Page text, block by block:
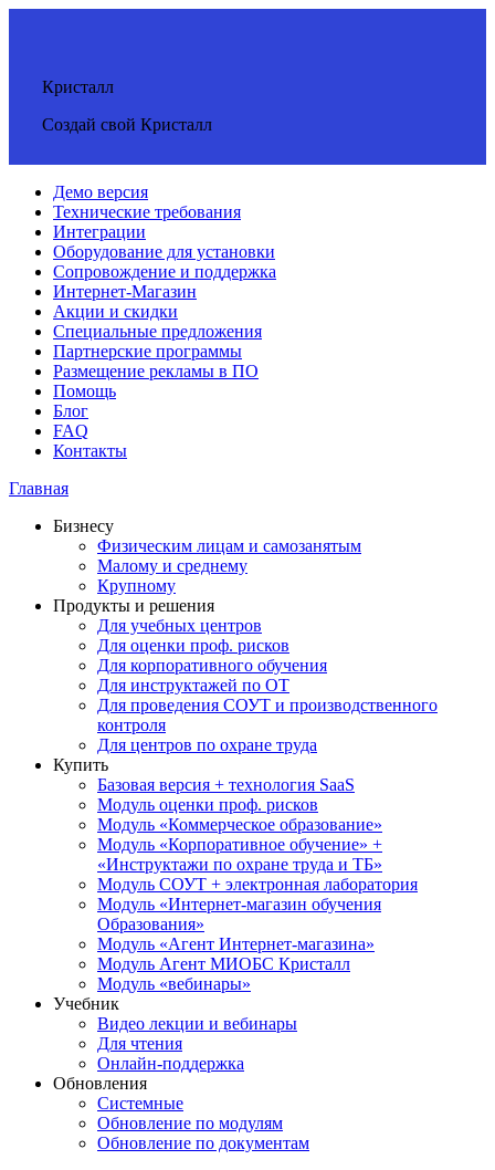
Кристалл
Создай свой Кристалл
Демо версия
Технические требования
Интеграции
Оборудование для установки
Сопровождение и поддержка
Интернет-Магазин
Акции и скидки
Специальные предложения
Партнерские программы
Размещение рекламы в ПО
Помощь
Блог
FAQ
Контакты
Главная
Бизнесу
Физическим лицам и самозанятым
Малому и среднему
Крупному
Продукты и решения
Для учебных центров
Для оценки проф. рисков
Для корпоративного обучения
Для инструктажей по ОТ
Для проведения СОУТ и производственного
контроля
Для центров по охране труда
Купить
Базовая версия + технология SaaS
Модуль оценки проф. рисков
Модуль «Коммерческое образование»
Модуль «Корпоративное обучение» +
«Инструктажи по охране труда и ТБ»
Модуль СОУТ + электронная лаборатория
Модуль «Интернет-магазин обучения
Образования»
Модуль «Агент Интернет-магазина»
Модуль Агент МИОБС Кристалл
Модуль «вебинары»
Учебник
Видео лекции и вебинары
Для чтения
Онлайн-поддержка
Обновления
Системные
Обновление по модулям
Обновление по документам